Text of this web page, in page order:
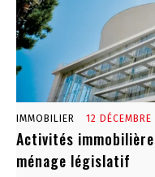
IMMOBILIER 12
Activités
ménage législatif